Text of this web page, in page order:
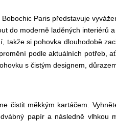
Paris představuje
do moderně laděných interiérů
takže si pohovka dlouhodobě
podle aktuálních potřeb,
s čistým designem,
čistit měkkým kartáčem.
papír a následně